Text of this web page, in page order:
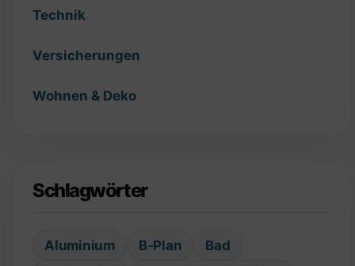
Technik
Versicherungen
Wohnen & Deko
Schlagwörter
Aluminium B-Plan
Bad